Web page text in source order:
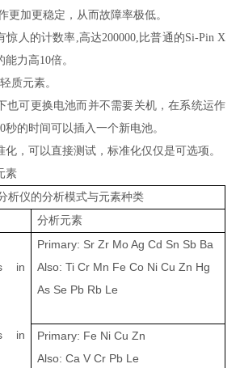
更加更稳定，从而故障率极低。
惊人的计数率,高达200000,比普通的Si-Pin X
力高10倍。
质元素。
也可更换电池而并不需要关机，在系统运作
秒的时间可以插入一个新电池。
，可以直接测试，标准化仅仅是可选项。
素
析仪的分析模式与元素种类
分析元素
in
Primary: Sr Zr Mo Ag Cd Sn Sb Ba
Also: Ti Cr Mn Fe Co Ni Cu Zn Hg
As Se Pb Rb Le
in
Primary: Fe Ni Cu Zn
Also: Ca V Cr Pb Le